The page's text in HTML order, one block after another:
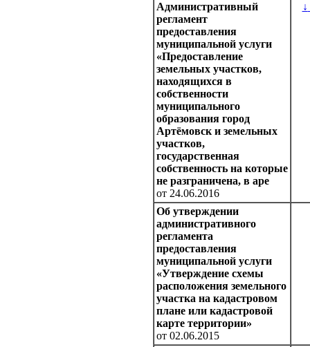
Административный
регламент
предоставления
муниципальной услуги
«Предоставление
земельных участков,
находящихся в
собственности
муниципального
образования город
Артёмовск и земельных
участков,
государственная
собственность на которые
не разграничена, в аре
от 24.06.2016
↓
Об утверждении
административного
регламента
предоставления
муниципальной услуги
«Утверждение схемы
расположения земельного
участка на кадастровом
плане или кадастровой
карте территории»
от 02.06.2015